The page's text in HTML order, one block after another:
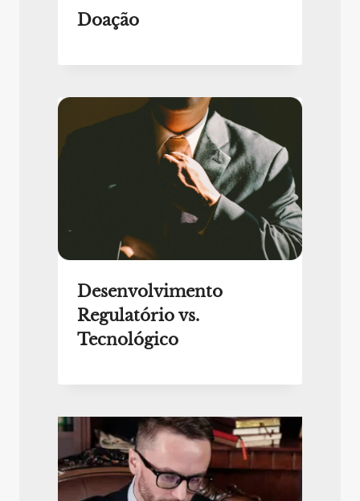
Doação
Desenvolvimento
Regulatório vs.
Tecnológico